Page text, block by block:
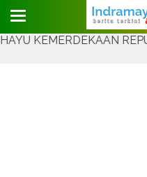
Judul Website
REPUBLIK